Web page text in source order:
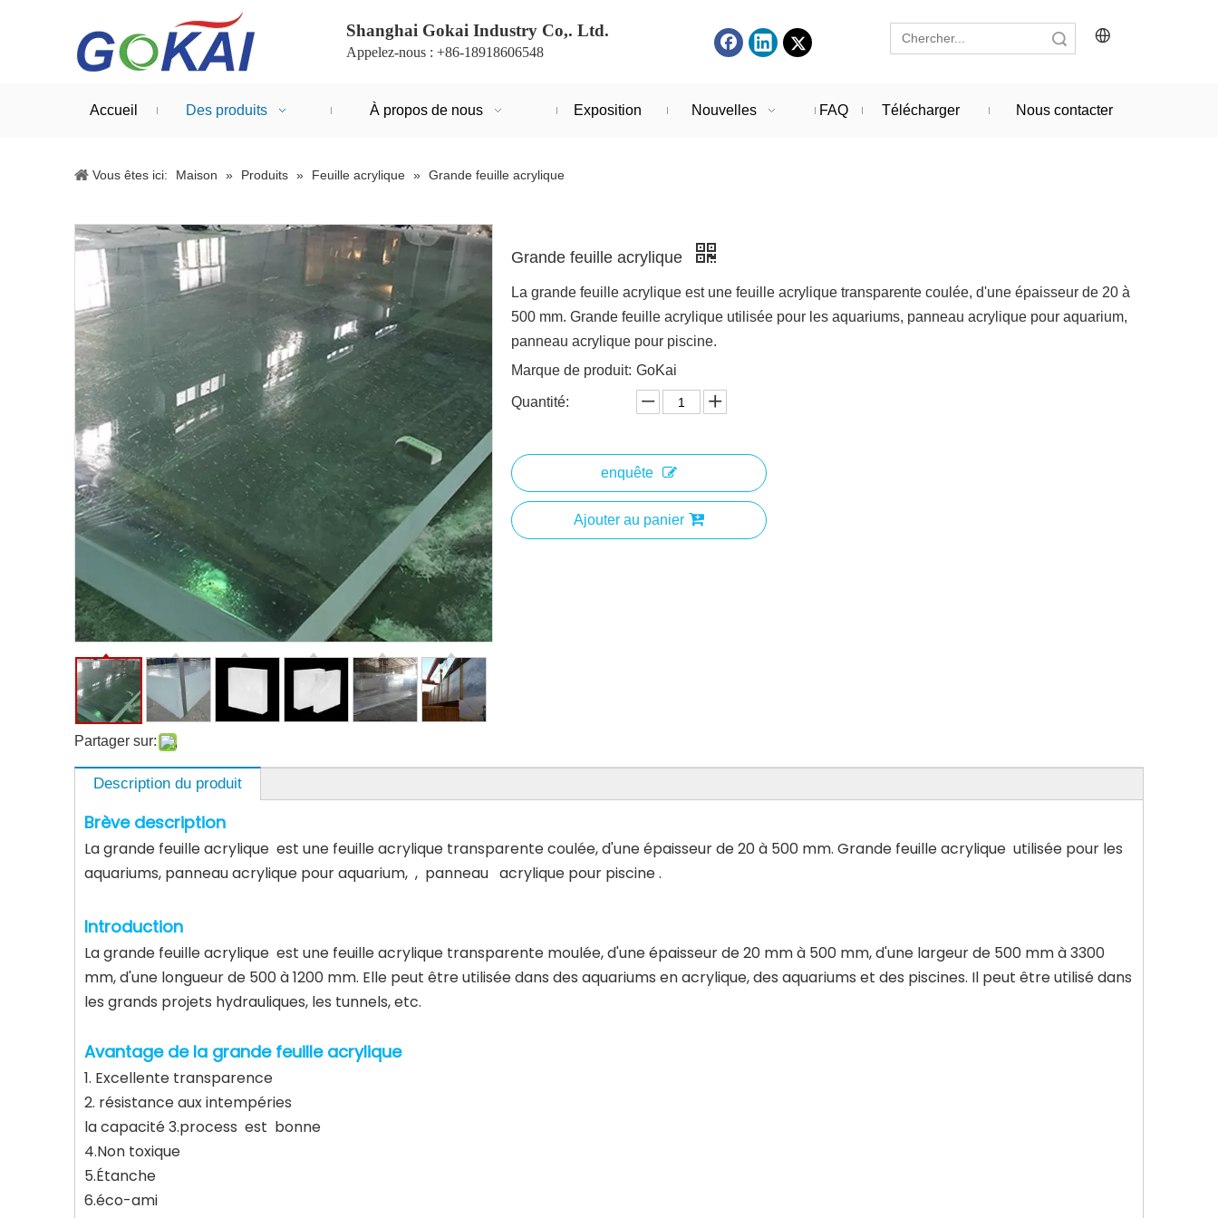
Shanghai Gokai Industry Co,. Ltd.
Appelez-nous : +86-18918606548
Accueil Des produits À propos de nous Exposition Nouvelles FAQ Télécharger Nous contacter
Vous êtes ici: Maison » Produits » Feuille acrylique » Grande feuille acrylique
Partager sur:
Grande feuille acrylique
La grande feuille acrylique est une feuille acrylique transparente coulée, d'une épaisseur de 20 à
500 mm. Grande feuille acrylique utilisée pour les aquariums, panneau acrylique pour aquarium,
panneau acrylique pour piscine.
Marque de produit: GoKai
Quantité:
enquête
Ajouter au panier
Description du produit
Brève description
La grande feuille acrylique est une feuille acrylique transparente coulée, d'une épaisseur de 20 à 500 mm. Grande feuille acrylique utilisée pour les
aquariums, panneau acrylique pour aquarium, , panneau acrylique pour piscine .
Introduction
La grande feuille acrylique est une feuille acrylique transparente moulée, d'une épaisseur de 20 mm à 500 mm, d'une largeur de 500 mm à 3300
mm, d'une longueur de 500 à 1200 mm. Elle peut être utilisée dans des aquariums en acrylique, des aquariums et des piscines. Il peut être utilisé dans
les grands projets hydrauliques, les tunnels, etc.
Avantage de la grande feuille acrylique
1. Excellente transparence
2. résistance aux intempéries
la capacité 3.process est bonne
4.Non toxique
5.Étanche
6.éco-ami